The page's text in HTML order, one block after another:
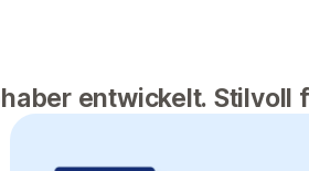
entwickelt. Stilvoll